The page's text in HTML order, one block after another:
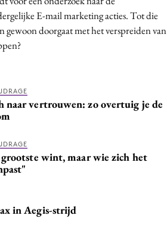
E-mail marketing acties. Tot die
gewoon doorgaat met het verspreiden van
naar vertrouwen: zo overtuig je de
wint, maar wie zich het
in Aegis-strijd